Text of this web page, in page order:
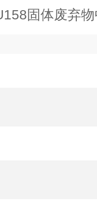
固体废弃物中铅